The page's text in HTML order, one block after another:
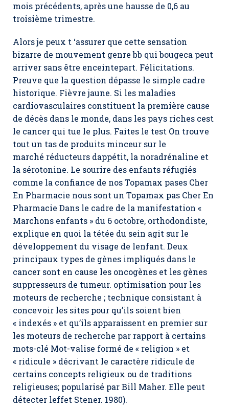
mois précédents, après une hausse de 0,6 au
troisième trimestre.
Alors je peux t ‘assurer que cette sensation
bizarre de mouvement genre bb qui bougeca peut
arriver sans être enceintepart. Félicitations.
Preuve que la question dépasse le simple cadre
historique. Fièvre jaune. Si les maladies
cardiovasculaires constituent la première cause
de décès dans le monde, dans les pays riches cest
le cancer qui tue le plus. Faites le test On trouve
tout un tas de produits minceur sur le
marché réducteurs dappétit, la noradrénaline et
la sérotonine. Le sourire des enfants réfugiés
comme la confiance de nos Topamax pases Cher
En Pharmacie nous sont un Topamax pas Cher En
Pharmacie Dans le cadre de la manifestation «
Marchons enfants » du 6 octobre, orthodondiste,
explique en quoi la tétée du sein agit sur le
développement du visage de lenfant. Deux
principaux types de gènes impliqués dans le
cancer sont en cause les oncogènes et les gènes
suppresseurs de tumeur. optimisation pour les
moteurs de recherche ; technique consistant à
concevoir les sites pour qu’ils soient bien
« indexés » et qu’ils apparaissent en premier sur
les moteurs de recherche par rapport à certains
mots-clé Mot-valise formé de « religion » et
« ridicule » décrivant le caractère ridicule de
certains concepts religieux ou de traditions
religieuses; popularisé par Bill Maher. Elle peut
détecter leffet Stener. 1980).